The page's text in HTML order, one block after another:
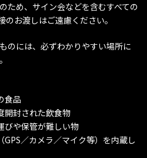
ため、サイン会などを含むすべての
お渡しはご遠慮ください。
のには、必ずわかりやすい場所に
食品
開封された飲食物
や保管が難しい物
／カメラ／マイク等）を内蔵し